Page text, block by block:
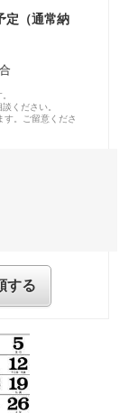
定（通常納
ください。
。ご留意くださ
する